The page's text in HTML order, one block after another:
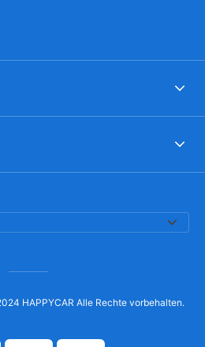
HAPPYCAR Alle Rechte vorbehalten.